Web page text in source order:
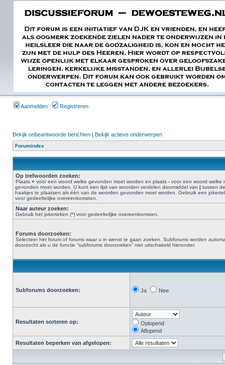
Aanmelden Registreren
Bekijk onbeantwoorde berichten | Bekijk actieve onderwerpen
Forumindex
Op trefwoorden zoeken:
Plaats + voor een woord welke gevonden moet worden en plaats - voor een woord welke
gevonden moet worden. U kunt een lijst van woorden verdelen doormiddel van | tussen de
haakjes te plaatsen als één van de woorden gevonden moet worden. Gebruik een
voor gedeeltelijke overeenkomsten.
Naar auteur zoeken:
Gebruik het jokerteken (*) voor gedeeltelijke overeenkomsten.
Forums doorzoeken:
Selecteer het forum of forums waar u in wenst te gaan zoeken. Subforums worden
doorzocht als u de functie “subforums doorzoeken” niet uitschakeld hieronder.
Subforums doorzoeken: Ja Nee
Resultaten sorteren op:
Oplopend
Aflopend
Resultaten beperken van afgelopen: